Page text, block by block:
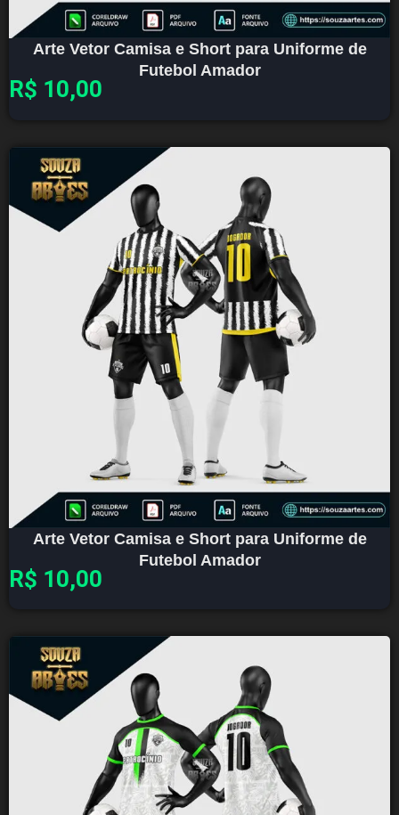
Arte Vetor Camisa e Short para Uniforme de
Futebol Amador
R$ 10,00
Arte Vetor Camisa e Short para Uniforme de
Futebol Amador
R$ 10,00